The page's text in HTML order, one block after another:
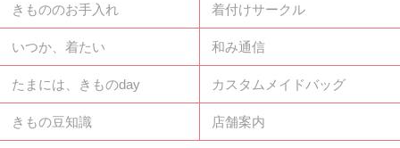
きもののお手入れ 着付けサークル
いつか、着たい 和み通信
たまには、きものday カスタムメイドバッグ
きもの豆知識 店舗案内